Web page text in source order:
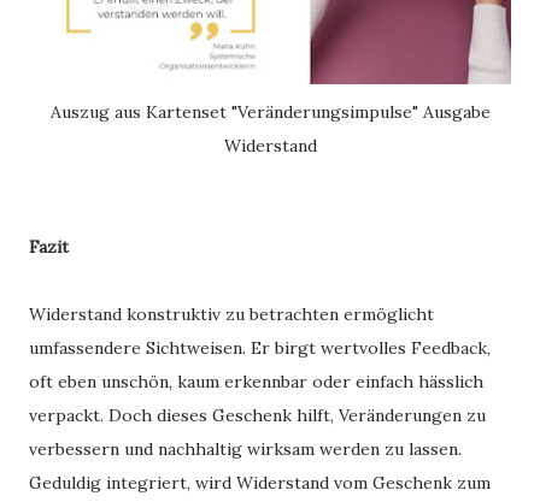
Auszug aus Kartenset "Veränderungsimpulse" Ausgabe
Widerstand
Fazit
Widerstand konstruktiv zu betrachten ermöglicht
umfassendere Sichtweisen. Er birgt wertvolles Feedback,
oft eben unschön, kaum erkennbar oder einfach hässlich
verpackt. Doch dieses Geschenk hilft, Veränderungen zu
verbessern und nachhaltig wirksam werden zu lassen.
Geduldig integriert, wird Widerstand vom Geschenk zum